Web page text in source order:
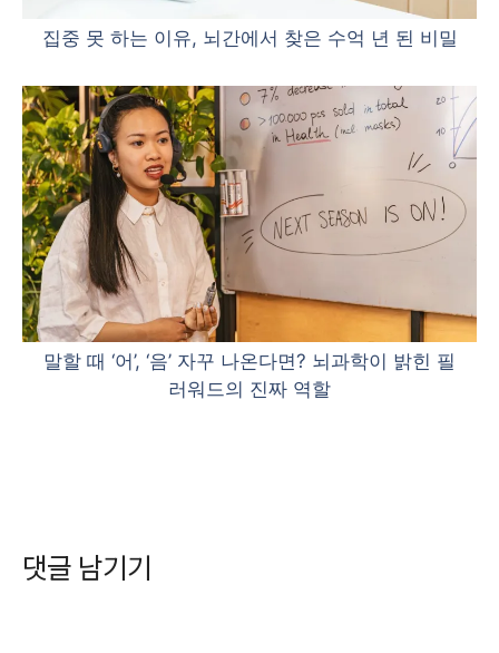
집중 못 하는 이유, 뇌간에서 찾은 수억 년 된 비밀
말할 때 ‘어’, ‘음’ 자꾸 나온다면? 뇌과학이 밝힌 필
러워드의 진짜 역할
댓글 남기기